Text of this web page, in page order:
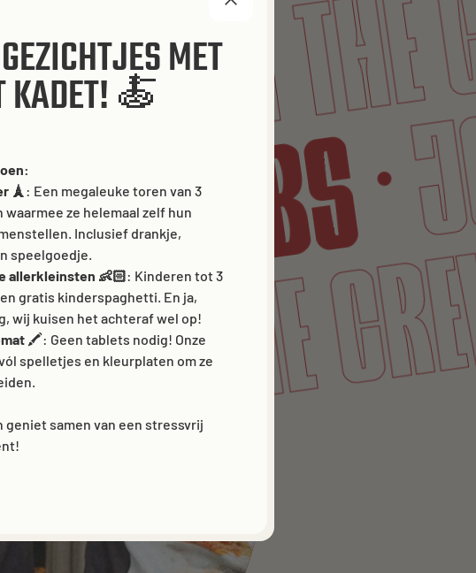
JOBS
JOIN THE
MET
KADET! 🍝
🗼 : Een megaleuke toren van 3
ze helemaal zelf hun
Inclusief drankje,
speelgoedje.
allerkleinsten 👶🏻: Kinderen tot 3
gratis kinderspaghetti. En ja,
wij kuisen het achteraf wel op!
🖍️: Geen tablets nodig! Onze
spelletjes en kleurplaten om ze
geniet samen van een stressvrij
best